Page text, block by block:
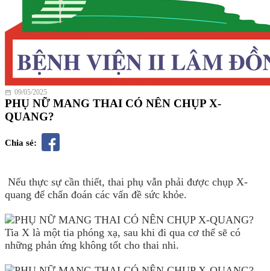
09/05/2025
PHỤ NỮ MANG THAI CÓ NÊN CHỤP X-
QUANG?
Chia sẻ:
Nếu thực sự cần thiết, thai phụ vẫn phải được chụp X-
quang để chẩn đoán các vấn đề sức khỏe.
Tia X là một tia phóng xạ, sau khi đi qua cơ thể sẽ có
những phản ứng không tốt cho thai nhi.